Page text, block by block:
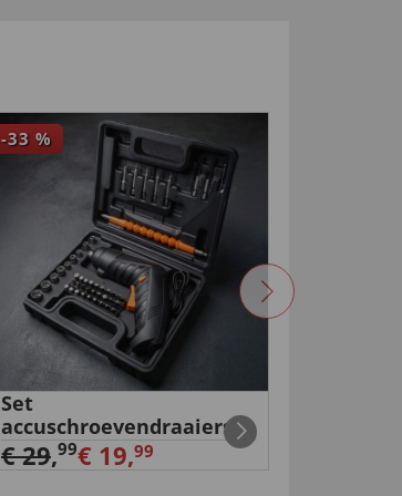
-33 %
Set
accuschroevendraaiers
€ 29,99€ 19,99